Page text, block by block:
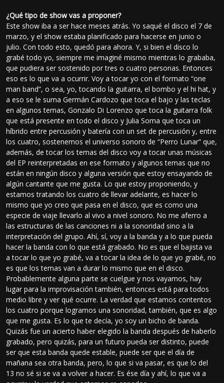
¿Qué tipo de show vas a proponer?
Este show iba a ser hace meses atrás. Yo saqué el disco el 7 de
marzo, y el show estaba planificado para hacerse en junio o
julio. Con todo esto, quedó para ahora. Y, si bien el disco lo
grabé todo yo, siempre me imaginé mismo mientras lo grababa,
que pudiera ser sostenido por tres o cuatro personas. Entonces
eso es lo que va a ocurrir. Voy a tocar yo con el formato “one
man band”, o sea, yo, tocando la guitarra, el bombo y el hi hat, y
a eso se le suma Germán Cardozo que toca el bajo y las teclas
en algunos temas, Gonzalo Di Lorenzo que toca la guitarra folk
que está presente en todo el disco y Julia Soma que toca un
híbrido entre percusión y batería con un set de percusión y, entre
los cuatro, sostenemos el universo sonoro de “Perro Lunar” que,
además, de tocar los temas del disco voy a tocar unas músicas
del EP reinterpretadas en ese formato y algunos temas que no
están en ningún disco y alguna versión que estoy ensayando de
algún cantante que me gusta. Lo que estoy proponiendo, y
estamos tratando los cuatro de llevar adelante, es hacer lo
mismo que yo creo que pasa en el disco, que es como una
especie de viaje llevarlo al vivo a nivel sonoro. No me aferro a
las estructuras de las canciones ni a la sonoridad sino a la
interpretación del grupo. Ahí, sí, voy a la banda y a lo que pueda
hacer la banda con lo que está grabado. No es que el bajista va
a tocar lo que yo grabé, va a tocar la idea de lo que yo grabé, no
es que los temas van a durar lo mismo que en el disco.
Probablemente alguna parte se cuelgue y nos vayamos, hay
lugar para la improvisación también, entonces está para todos
medio libre y ver qué ocurre. La verdad que estamos contentos
los cuatro porque logramos una sonoridad, también, que es algo
que me gusta. Es lo que te decía, yo soy un bicho de banda.
Quizás fue un acierto haber elegido la banda después de haberlo
grabado, pero quizás, para un futuro pueda ser distinto, puede
ser que esta banda quede estable, puede ser que el día de
mañana sea otra banda, pero, lo que si va pasar, es que lo del
13 no sé si se va a volver a hacer. Es ése día y ahí, lo que va a